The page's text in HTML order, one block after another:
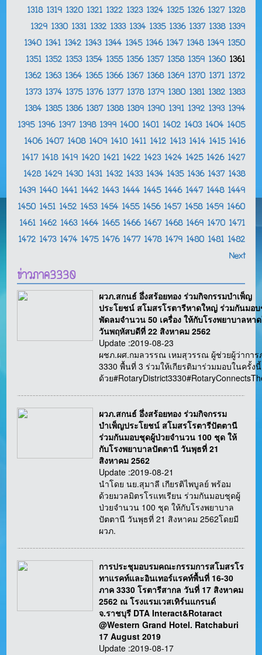
1318 1319 1320 1321 1322 1323 1324 1325 1326 1327 1328
1329 1330 1331 1332 1333 1334 1335 1336 1337 1338 1339
1340 1341 1342 1343 1344 1345 1346 1347 1348 1349 1350
1351 1352 1353 1354 1355 1356 1357 1358 1359 1360 1361
1362 1363 1364 1365 1366 1367 1368 1369 1370 1371 1372
1373 1374 1375 1376 1377 1378 1379 1380 1381 1382 1383
1384 1385 1386 1387 1388 1389 1390 1391 1392 1393 1394
1395 1396 1397 1398 1399 1400 1401 1402 1403 1404 1405
1406 1407 1408 1409 1410 1411 1412 1413 1414 1415 1416
1417 1418 1419 1420 1421 1422 1423 1424 1425 1426 1427
1428 1429 1430 1431 1432 1433 1434 1435 1436 1437 1438
1439 1440 1441 1442 1443 1444 1445 1446 1447 1448 1449
1450 1451 1452 1453 1454 1455 1456 1457 1458 1459 1460
1461 1462 1463 1464 1465 1466 1467 1468 1469 1470 1471
1472 1473 1474 1475 1476 1477 1478 1479 1480 1481 1482
Next
ข่าวภาค3330
ผวภ.สกนธ์ อึ่งสร้อยทอง ร่วมกิจกรรมบำเพ็ญ
ประโยชน์ สโมสรโรตารีหาดใหญ่ ร่วมกันมอ
พัดลมจำนวน 50 เครื่อง ให้กับโรงพยาบาลหา
วันพฤหัสบดีที่ 22 สิงหาคม 2562
Update :2019-08-23
ผชภ.ผศ.กมลวรรณ เหมสุวรรณ ผู้ช่วยผู้ว่าการ
3330 พื้นที่ 3 ร่วมให้เกียรติมาร่วมมอบในครั้งนี้
ด้วย
ผวภ.สกนธ์ อึ่งสร้อยทอง ร่วมกิจกรรม
บำเพ็ญประโยชน์ สโมสรโรตารีปัตตานี
ร่วมกันมอบชุดผู้ป่วยจำนวน 100 ชุด ให้
กับโรงพยาบาลปัตตานี วันพุธที่ 21
สิงหาคม 2562
Update :2019-08-21
นำโดย นย.สุมาลี เกียรติไพบูลย์ พร้อม
ด้วยมวลมิตรโรแทเรียน ร่วมกันมอบชุดผู้
ป่วยจำนวน 100 ชุด ให้กับโรงพยาบาล
ปัตตานี วันพุธที่ 21 สิงหาคม 2562โดยมี
ผวภ.
การประชุมอบรมคณะกรรมการสโมสรโร
ทาแรคท์และอินเทอร์แรคท์พื้นที่ 16-30
ภาค 3330 โรตารีสากล วันที่ 17 สิงหาคม
2562 ณ โรงแรมเวสเทิร์นแกรนด์
จ.ราชบุรี DTA Interact&Rotaract
@Western Grand Hotel. Ratchaburi
17 August 2019
Update :2019-08-17